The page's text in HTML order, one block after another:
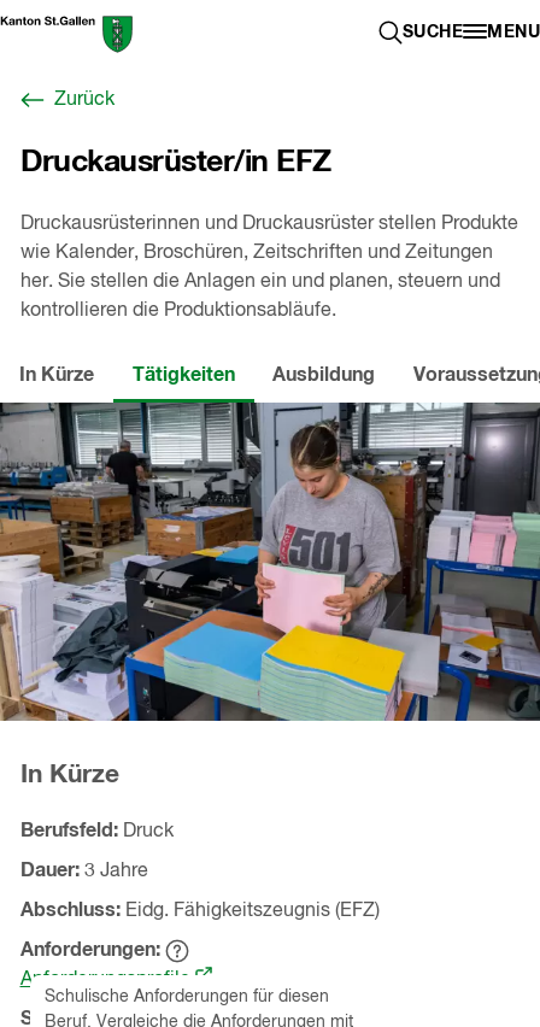
Zum
Berufswahl-
Startseite
SUCHE
SUCHE MENU
Zurück
Druckausrüster/in EFZ
Druckausrüsterinnen und Druckausrüster stellen Produkte
wie Kalender, Broschüren, Zeitschriften und Zeitungen
her. Sie stellen die Anlagen ein und planen, steuern und
kontrollieren die Produktionsabläufe.
In Kürze Tätigkeiten Ausbildung
In Kürze
Berufsfeld
Druck
Dauer 3 Jahre
Abschluss
Eidg. Fähigkeitszeugnis (EFZ)
Anforderungen
Hinweistext
einblenden
Schulische Anforderungen für diesen
Beruf. Vergleiche die Anforderungen mit
Anforderungsprofile (öffnet
in
Schnupperlehren (KantonSt.Gallen)